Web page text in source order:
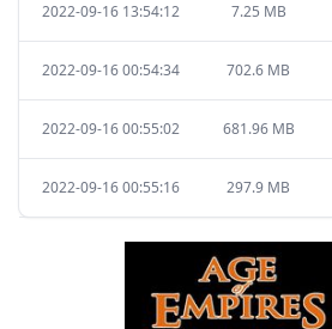
7.25 MB
2022-09-16 13:54:12
702.6 MB
2022-09-16 00:54:34
681.96 MB
2022-09-16 00:55:02
297.9 MB
2022-09-16 00:55:16